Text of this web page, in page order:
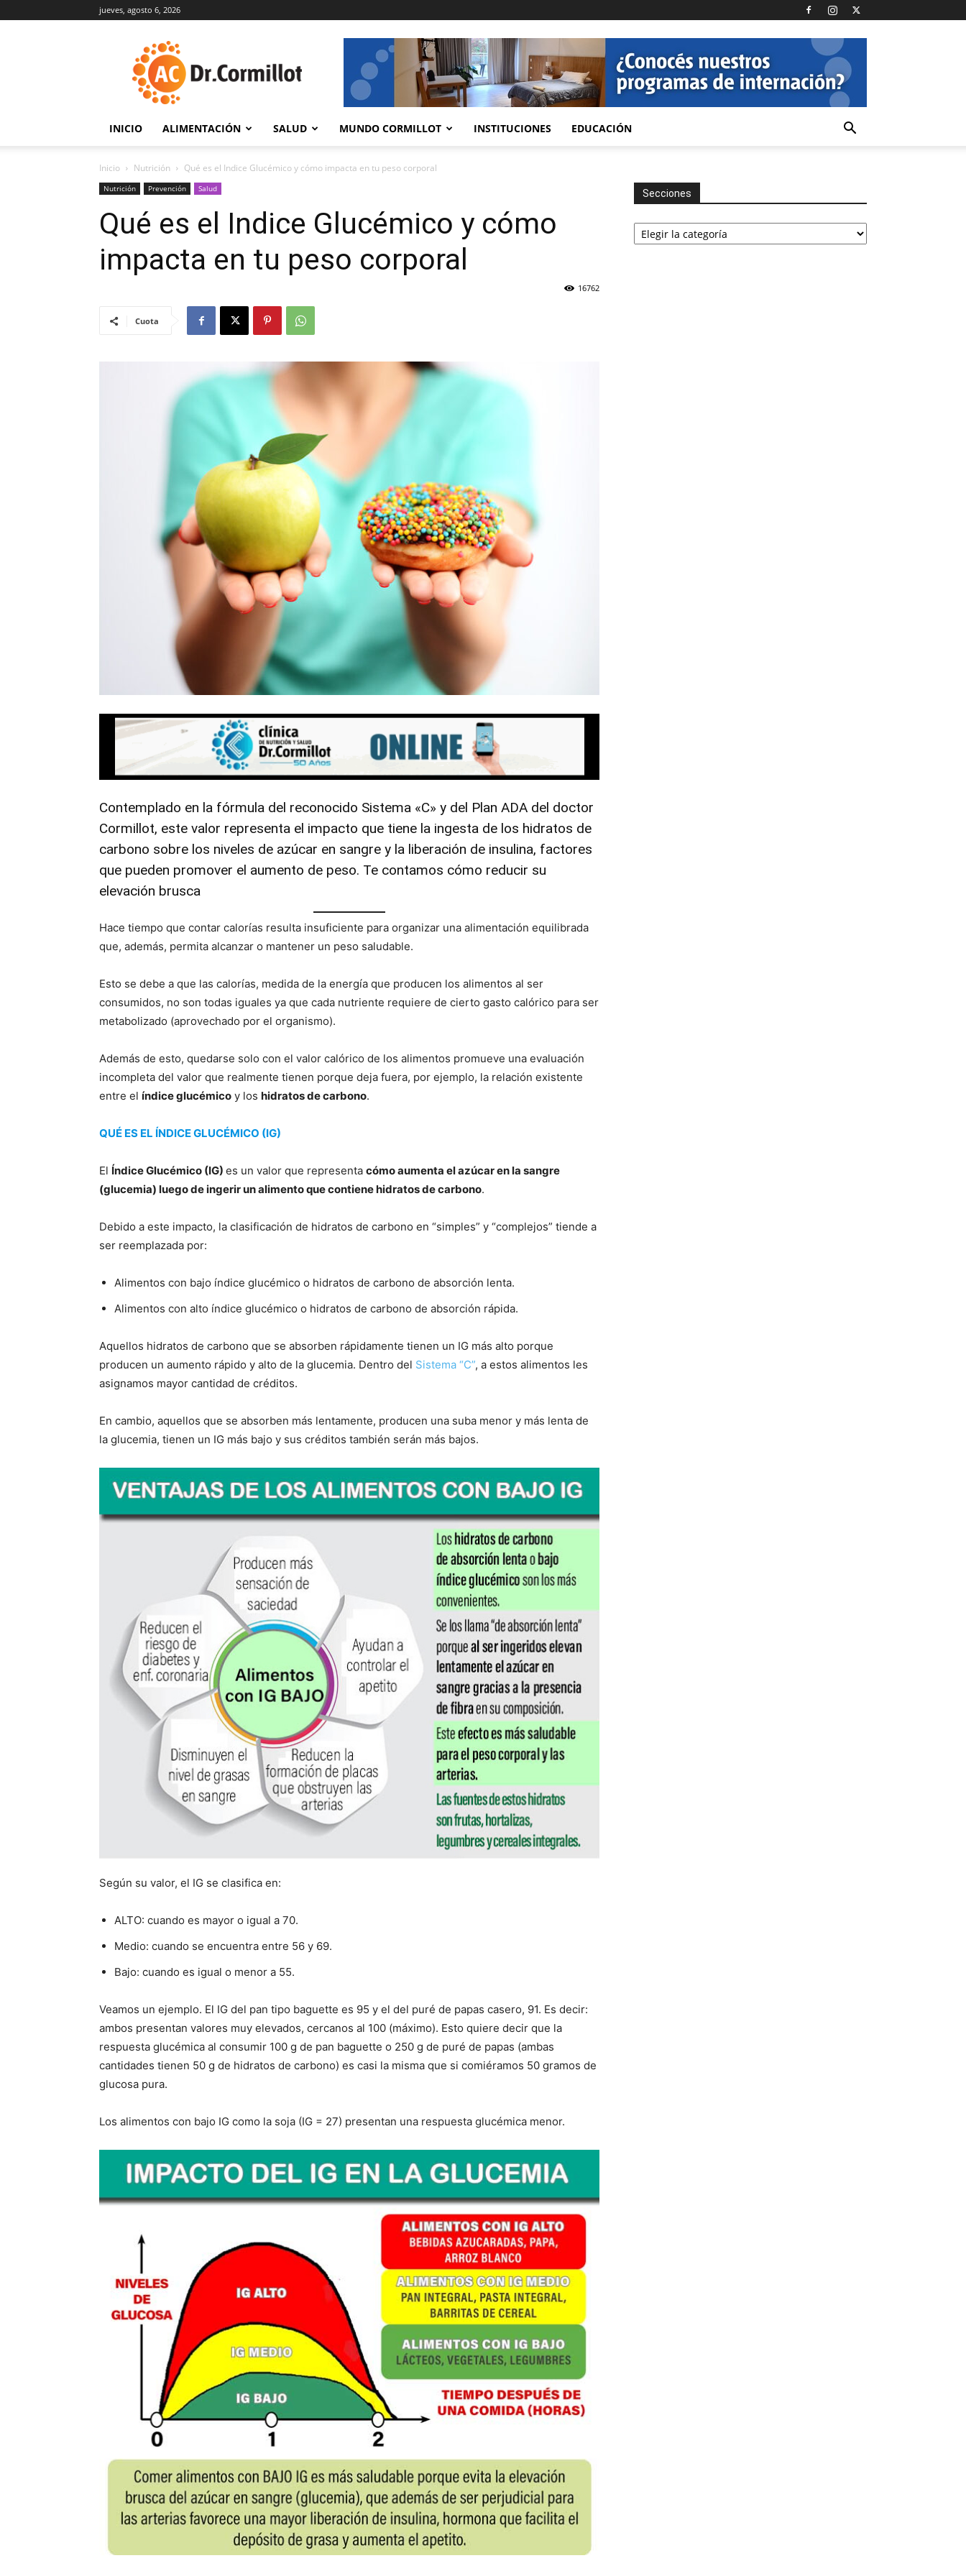
jueves, agosto 6, 2026
INICIO ALIMENTACIÓN SALUD MUNDO CORMILLOT INSTITUCIONES EDUCACIÓN
Inicio Nutrición Qué es el Indice Glucémico y cómo impacta en tu peso corporal
Nutrición Prevención Salud
Qué es el Indice Glucémico y cómo
impacta en tu peso corporal
16762
Cuota
Contemplado en la fórmula del reconocido Sistema «C» y del Plan ADA del doctor
Cormillot, este valor representa el impacto que tiene la ingesta de los hidratos de
carbono sobre los niveles de azúcar en sangre y la liberación de insulina, factores
que pueden promover el aumento de peso. Te contamos cómo reducir su
elevación brusca
Hace tiempo que contar calorías resulta insuficiente para organizar una alimentación equilibrada
que, además, permita alcanzar o mantener un peso saludable.
Esto se debe a que las calorías, medida de la energía que producen los alimentos al ser
consumidos, no son todas iguales ya que cada nutriente requiere de cierto gasto calórico para ser
metabolizado (aprovechado por el organismo).
Además de esto, quedarse solo con el valor calórico de los alimentos promueve una evaluación
incompleta del valor que realmente tienen porque deja fuera, por ejemplo, la relación existente
entre el índice glucémico y los hidratos de carbono.
QUÉ ES EL ÍNDICE GLUCÉMICO (IG)
El Índice Glucémico (IG) es un valor que representa cómo aumenta el azúcar en la sangre
(glucemia) luego de ingerir un alimento que contiene hidratos de carbono.
Debido a este impacto, la clasificación de hidratos de carbono en “simples” y “complejos” tiende a
ser reemplazada por:
Alimentos con bajo índice glucémico o hidratos de carbono de absorción lenta.
Alimentos con alto índice glucémico o hidratos de carbono de absorción rápida.
Aquellos hidratos de carbono que se absorben rápidamente tienen un IG más alto porque
producen un aumento rápido y alto de la glucemia. Dentro del Sistema “C”, a estos alimentos les
asignamos mayor cantidad de créditos.
En cambio, aquellos que se absorben más lentamente, producen una suba menor y más lenta de
la glucemia, tienen un IG más bajo y sus créditos también serán más bajos.
Según su valor, el IG se clasifica en:
ALTO: cuando es mayor o igual a 70.
Medio: cuando se encuentra entre 56 y 69.
Bajo: cuando es igual o menor a 55.
Veamos un ejemplo. El IG del pan tipo baguette es 95 y el del puré de papas casero, 91. Es decir:
ambos presentan valores muy elevados, cercanos al 100 (máximo). Esto quiere decir que la
respuesta glucémica al consumir 100 g de pan baguette o 250 g de puré de papas (ambas
cantidades tienen 50 g de hidratos de carbono) es casi la misma que si comiéramos 50 gramos de
glucosa pura.
Los alimentos con bajo IG como la soja (IG = 27) presentan una respuesta glucémica menor.
Secciones
Secciones